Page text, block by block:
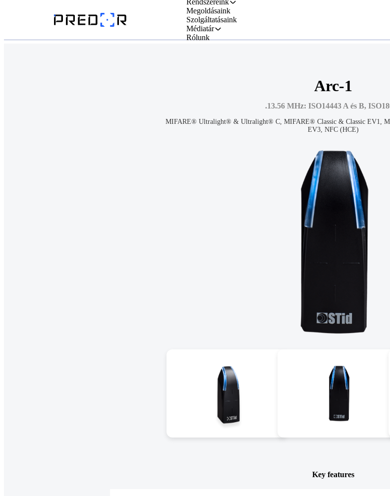
Rendszereink
Megoldásaink
Szolgáltatásaink
Médiatár
Rólunk
Arc-1
.13.56 MHz: ISO14443 A és B,
MIFARE® Ultralight® & Ultralight® C, MIFARE® Classic & Classic EV1,
EV3, NFC (HCE)
Key features